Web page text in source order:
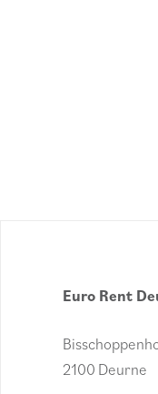
Euro Rent
2100 Deurne